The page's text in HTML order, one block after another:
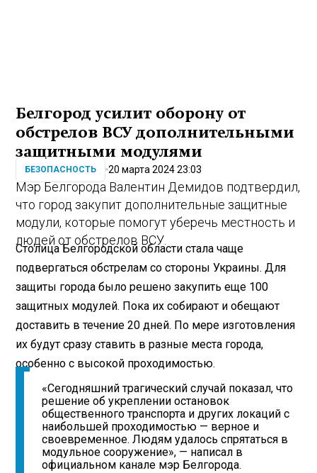
Белгород усилит оборону от
обстрелов ВСУ дополнительными
защитными модулями
БЕЗОПАСНОСТЬ 20 марта 2024 23:03
Мэр Белгорода Валентин Демидов подтвердил,
что город закупит дополнительные защитные
модули, которые помогут уберечь местность и
людей от обстрелов ВСУ.
Столица Белгородской области стала чаще
подвергаться обстрелам со стороны Украины. Для
защиты города было решено закупить еще 100
защитных модулей. Пока их собирают и обещают
доставить в течение 20 дней. По мере изготовления
их будут сразу ставить в разные места города,
особенно с высокой проходимостью.
«Сегодняшний трагический случай показал, что
решение об укреплении остановок
общественного транспорта и других локаций с
наибольшей проходимостью — верное и
своевременное. Людям удалось спрятаться в
модульное сооружение», — написал в
официальном канале мэр Белгорода.